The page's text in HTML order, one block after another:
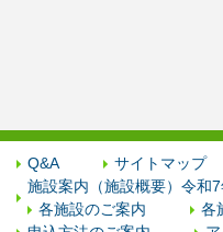
Q&A サイトマップ
施設案内（施設概要）令和
各施設のご案内
各